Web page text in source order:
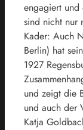
engagiert und
sind nicht nur
Kader: Auch
Berlin) hat
1927
und zeigt die
und auch der
Katja